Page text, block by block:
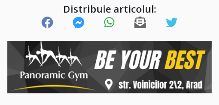
Distribuie articolul: